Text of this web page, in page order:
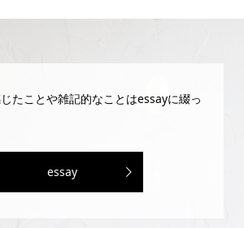
たことや雑記的なことはessayに綴っ
essay